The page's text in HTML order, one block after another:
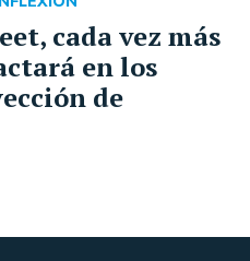
cada vez más
en los
de